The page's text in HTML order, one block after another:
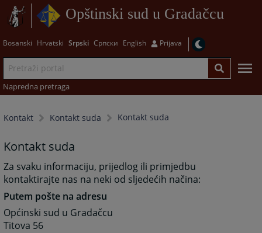
Opštinski sud u Gradačcu
Bosanski Hrvatski Srpski Српски English Prijava
Napredna pretraga
Kontakt Kontakt suda Kontakt suda
Kontakt suda
Za svaku informaciju, prijedlog ili primjedbu
kontaktirajte nas na neki od sljedećih načina:
Putem pošte na adresu
Općinski sud u Gradačcu
Titova 56